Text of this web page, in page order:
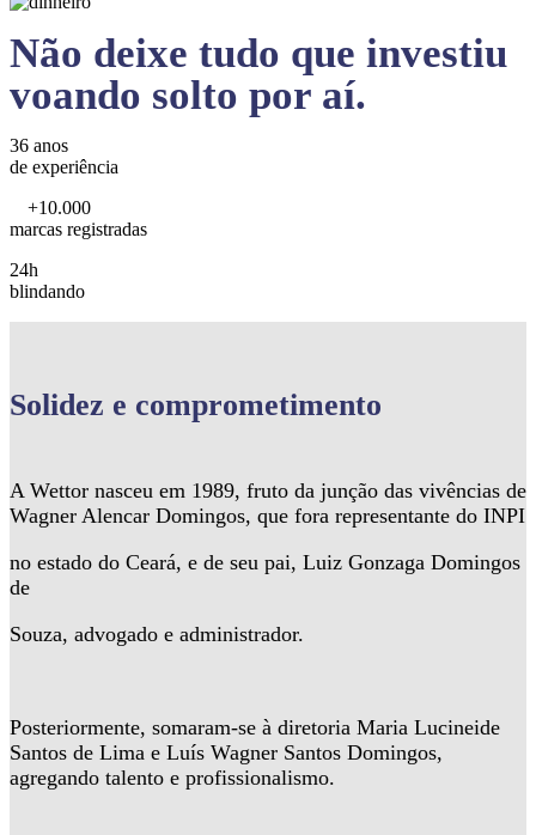
Não deixe tudo que investiu
voando solto por aí.
36 anos
de experiência
+10.000
marcas registradas
24h
blindando
Solidez e comprometimento
A Wettor nasceu em 1989, fruto da junção das vivências de
Wagner Alencar Domingos, que fora representante do INPI
no estado do Ceará, e de seu pai, Luiz Gonzaga Domingos
de
Souza, advogado e administrador.
Posteriormente, somaram-se à diretoria Maria Lucineide
Santos de Lima e Luís Wagner Santos Domingos,
agregando talento e profissionalismo.